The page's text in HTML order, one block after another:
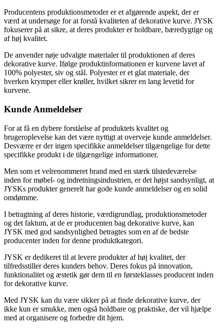
Producentens produktionsmetoder er et afgørende aspekt, der er
værd at undersøge for at forstå kvaliteten af dekorative kurve. JYSK
fokuserer på at sikre, at deres produkter er holdbare, bæredygtige og
af høj kvalitet.
De anvender nøje udvalgte materialer til produktionen af deres
dekorative kurve. Ifølge produktinformationen er kurvene lavet af
100% polyester, siv og stål. Polyester er et glat materiale, der
hverken krymper eller krøller, hvilket sikrer en lang levetid for
kurvene.
Kunde Anmeldelser
For at få en dybere forståelse af produktets kvalitet og
brugeroplevelse kan det være nyttigt at overveje kunde anmeldelser.
Desværre er der ingen specifikke anmeldelser tilgængelige for dette
specifikke produkt i de tilgængelige informationer.
Men som et velrenommeret brand med en stærk tilstedeværelse
inden for møbel- og indretningsindustrien, er det højst sandsynligt, at
JYSKs produkter generelt har gode kunde anmeldelser og en solid
omdømme.
I betragtning af deres historie, værdigrundlag, produktionsmetoder
og det faktum, at de er producenten bag dekorative kurve, kan
JYSK med god sandsynlighed betragtes som en af de bedste
producenter inden for denne produktkategori.
JYSK er dedikeret til at levere produkter af høj kvalitet, der
tilfredsstiller deres kunders behov. Deres fokus på innovation,
funktionalitet og æstetik gør dem til en førsteklasses producent inden
for dekorative kurve.
Med JYSK kan du være sikker på at finde dekorative kurve, der
ikke kun er smukke, men også holdbare og praktiske, der vil hjælpe
med at organisere og forbedre dit hjem.